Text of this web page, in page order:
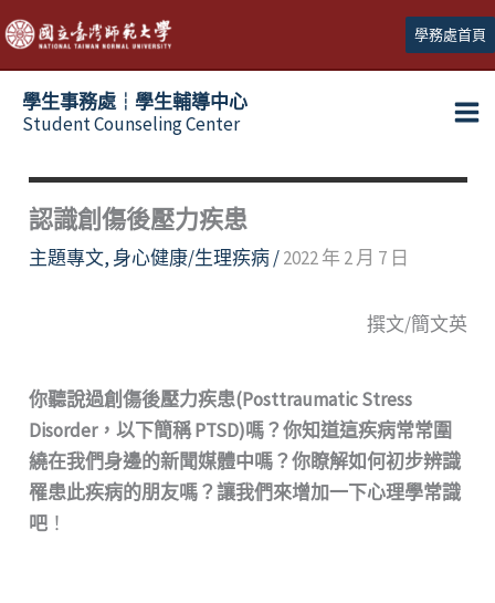
跳
至
主
學務處首頁
學生事務處┆學生輔導中心
Student Counseling Center
認識創傷後壓力疾患
主題專文, 身心健康/生理疾病/2022 年 2 月 7 日
撰文/簡文英
你聽說過創傷後壓力疾患(Posttraumatic Stress
Disorder，以下簡稱 PTSD)嗎？你知道這疾病常常圍
繞在我們身邊的新聞媒體中嗎？你瞭解如何初步辨識
罹患此疾病的朋友嗎？讓我們來增加一下心理學常識
吧！